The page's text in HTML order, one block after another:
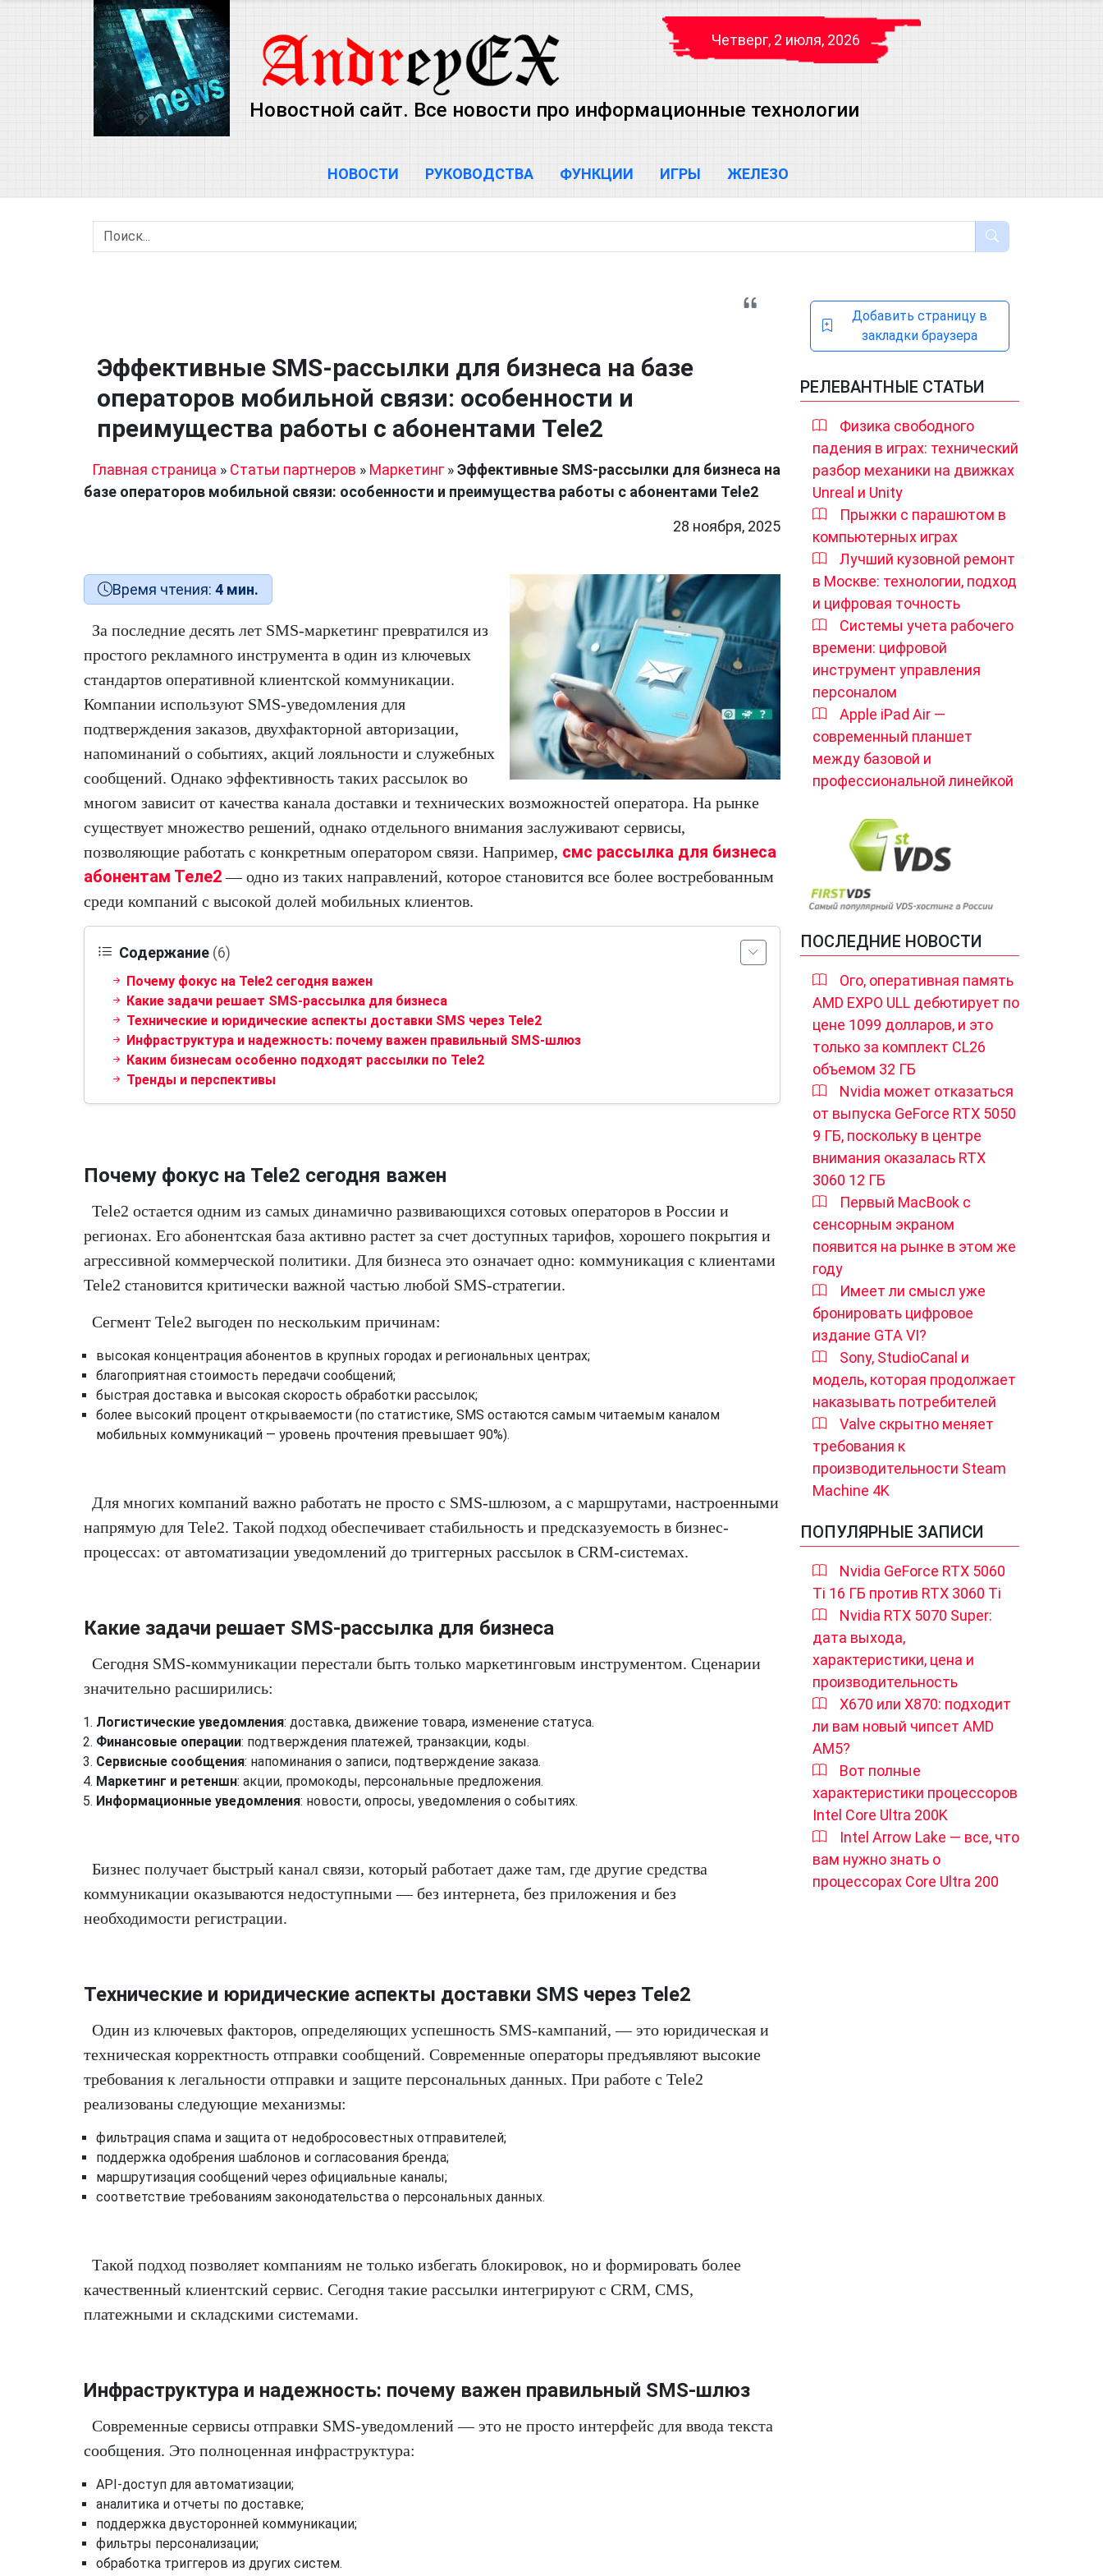
Четверг, 2 июля, 2026
Новостной сайт. Все новости про информационные технологии
НОВОСТИ РУКОВОДСТВА ФУНКЦИИ ИГРЫ ЖЕЛЕЗО
Эффективные SMS-рассылки для бизнеса на базе
операторов мобильной связи: особенности и
преимущества работы с абонентами Tele2
Главная страница » Статьи партнеров » Маркетинг »Эффективные SMS-рассылки для бизнеса на
базе операторов мобильной связи: особенности и преимущества работы с абонентами Tele2
28 ноября, 2025
Время чтения: 4 мин.
За последние десять лет SMS-маркетинг превратился из
простого рекламного инструмента в один из ключевых
стандартов оперативной клиентской коммуникации.
Компании используют SMS-уведомления для
подтверждения заказов, двухфакторной авторизации,
напоминаний о событиях, акций лояльности и служебных
сообщений. Однако эффективность таких рассылок во
многом зависит от качества канала доставки и технических возможностей оператора. На рынке
существует множество решений, однако отдельного внимания заслуживают сервисы,
позволяющие работать с конкретным оператором связи. Например, смс рассылка для бизнеса
абонентам Теле2— одно из таких направлений, которое становится все более востребованным
среди компаний с высокой долей мобильных клиентов.
Содержание (6)
Почему фокус на Tele2 сегодня важен
Какие задачи решает SMS-рассылка для бизнеса
Технические и юридические аспекты доставки SMS через Tele2
Инфраструктура и надежность: почему важен правильный SMS-шлюз
Каким бизнесам особенно подходят рассылки по Tele2
Тренды и перспективы
Почему фокус на Tele2 сегодня важен
Tele2 остается одним из самых динамично развивающихся сотовых операторов в России и
регионах. Его абонентская база активно растет за счет доступных тарифов, хорошего покрытия и
агрессивной коммерческой политики. Для бизнеса это означает одно: коммуникация с клиентами
Tele2 становится критически важной частью любой SMS-стратегии.
Сегмент Tele2 выгоден по нескольким причинам:
высокая концентрация абонентов в крупных городах и региональных центрах;
благоприятная стоимость передачи сообщений;
быстрая доставка и высокая скорость обработки рассылок;
более высокий процент открываемости (по статистике, SMS остаются самым читаемым каналом
мобильных коммуникаций — уровень прочтения превышает 90%).
Для многих компаний важно работать не просто с SMS-шлюзом, а с маршрутами, настроенными
напрямую для Tele2. Такой подход обеспечивает стабильность и предсказуемость в бизнес-
процессах: от автоматизации уведомлений до триггерных рассылок в CRM-системах.
Какие задачи решает SMS-рассылка для бизнеса
Сегодня SMS-коммуникации перестали быть только маркетинговым инструментом. Сценарии
значительно расширились:
Логистические уведомления: доставка, движение товара, изменение статуса.
Финансовые операции: подтверждения платежей, транзакции, коды.
Сервисные сообщения: напоминания о записи, подтверждение заказа.
Маркетинг и ретеншн: акции, промокоды, персональные предложения.
Информационные уведомления: новости, опросы, уведомления о событиях.
Бизнес получает быстрый канал связи, который работает даже там, где другие средства
коммуникации оказываются недоступными — без интернета, без приложения и без
необходимости регистрации.
Технические и юридические аспекты доставки SMS через Tele2
Один из ключевых факторов, определяющих успешность SMS-кампаний, — это юридическая и
техническая корректность отправки сообщений. Современные операторы предъявляют высокие
требования к легальности отправки и защите персональных данных. При работе с Tele2
реализованы следующие механизмы:
фильтрация спама и защита от недобросовестных отправителей;
поддержка одобрения шаблонов и согласования бренда;
маршрутизация сообщений через официальные каналы;
соответствие требованиям законодательства о персональных данных.
Такой подход позволяет компаниям не только избегать блокировок, но и формировать более
качественный клиентский сервис. Сегодня такие рассылки интегрируют с CRM, CMS,
платежными и складскими системами.
Инфраструктура и надежность: почему важен правильный SMS-шлюз
Современные сервисы отправки SMS-уведомлений — это не просто интерфейс для ввода текста
сообщения. Это полноценная инфраструктура:
API-доступ для автоматизации;
аналитика и отчеты по доставке;
поддержка двусторонней коммуникации;
фильтры персонализации;
обработка триггеров из других систем.
Добавить страницу в
закладки браузера
РЕЛЕВАНТНЫЕ СТАТЬИ
Физика свободного
падения в играх: технический
разбор механики на движках
Unreal и Unity
Прыжки с парашютом в
компьютерных играх
Лучший кузовной ремонт
в Москве: технологии, подход
и цифровая точность
Системы учета рабочего
времени: цифровой
инструмент управления
персоналом
Apple iPad Air —
современный планшет
между базовой и
профессиональной линейкой
ПОСЛЕДНИЕ НОВОСТИ
Ого, оперативная память
AMD EXPO ULL дебютирует по
цене 1099 долларов, и это
только за комплект CL26
объемом 32 ГБ
Nvidia может отказаться
от выпуска GeForce RTX 5050
9 ГБ, поскольку в центре
внимания оказалась RTX
3060 12 ГБ
Первый MacBook с
сенсорным экраном
появится на рынке в этом же
году
Имеет ли смысл уже
бронировать цифровое
издание GTA VI?
Sony, StudioCanal и
модель, которая продолжает
наказывать потребителей
Valve скрытно меняет
требования к
производительности Steam
Machine 4K
ПОПУЛЯРНЫЕ ЗАПИСИ
Nvidia GeForce RTX 5060
Ti 16 ГБ против RTX 3060 Ti
Nvidia RTX 5070 Super:
дата выхода,
характеристики, цена и
производительность
X670 или X870: подходит
ли вам новый чипсет AMD
AM5?
Вот полные
характеристики процессоров
Intel Core Ultra 200K
Intel Arrow Lake — все, что
вам нужно знать о
процессорах Core Ultra 200